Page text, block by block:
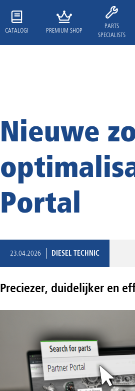
CATALOGI PREMIUM SHOP
PARTS
SPECIALISTS
Nieuwe
Portal
23.04.2026 DIESEL TECHNIC
Preciezer, duidelijker en